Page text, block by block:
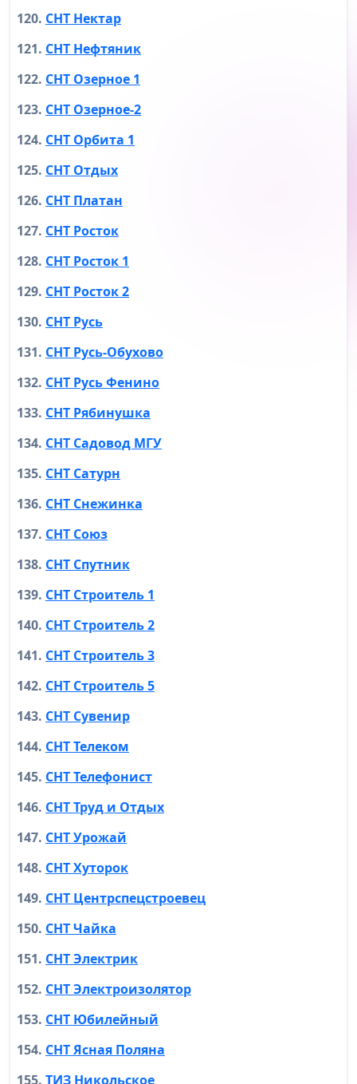
СНТ Нектар
СНТ Нефтяник
СНТ Озерное 1
СНТ Озерное-2
СНТ Орбита 1
СНТ Отдых
СНТ Платан
СНТ Росток
СНТ Росток 1
СНТ Росток 2
СНТ Русь
СНТ Русь-Обухово
СНТ Русь Фенино
СНТ Рябинушка
СНТ Садовод МГУ
СНТ Сатурн
СНТ Снежинка
СНТ Союз
СНТ Спутник
СНТ Строитель 1
СНТ Строитель 2
СНТ Строитель 3
СНТ Строитель 5
СНТ Сувенир
СНТ Телеком
СНТ Телефонист
СНТ Труд и Отдых
СНТ Урожай
СНТ Хуторок
СНТ Центрспецстроевец
СНТ Чайка
СНТ Электрик
СНТ Электроизолятор
СНТ Юбилейный
СНТ Ясная Поляна
ТИЗ Никольское